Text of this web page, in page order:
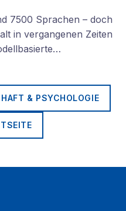
7500 Sprachen – doch
in vergangenen Zeiten
& PSYCHOLOGIE